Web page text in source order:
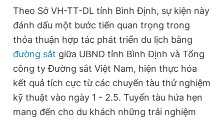
Đặt báo Quảng cáo RSS Tòa soạn Chính sách bảo
Tổng biên tập: Nguyễn Ngọc Toàn
Phó tổng biên tập thường trực: Hải Thành
Phó tổng biên tập: Lâm Hiếu Dũng
Phó tổng biên tập: Trần Việt Hưng
Tổng thư ký tòa soạn: Đức Trung
Giấy phép xuất bản số 110/GP - BTTTT cấp ngày 24.3.2020
© 2003-2026 Bản quyền thuộc về Báo Thanh Niên. Cấm sao
bản. Phát triển bởi ePi Technologies, JSC.
Theo Sở VH-TT-DL tỉnh Bình Định, sự kiện này
đánh dấu một bước tiến quan trọng trong
thỏa thuận hợp tác phát triển du lịch bằng
đường sắt giữa UBND tỉnh Bình Định và Tổng
công ty Đường sắt Việt Nam, hiện thực hóa
kết quả tích cực từ các chuyến tàu thử nghiệm
kỹ thuật vào ngày 1 - 2.5. Tuyến tàu hứa hẹn
mang đến cho du khách những trải nghiệm